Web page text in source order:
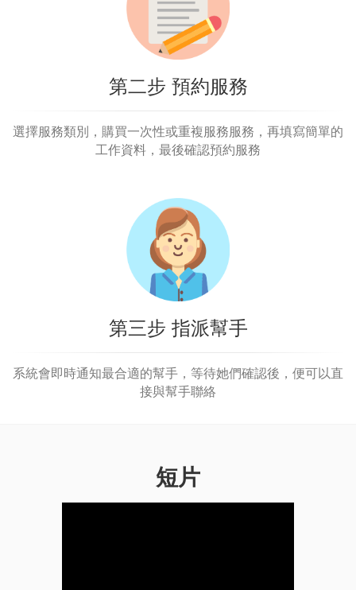
第二步 預約服務
選擇服務類別，購買一次性或重複服務服務，再填寫簡單的
工作資料，最後確認預約服務
第三步 指派幫手
系統會即時通知最合適的幫手，等待她們確認後，便可以直
接與幫手聯絡
短片